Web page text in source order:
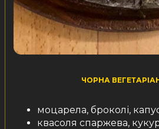
ЧОРНА
моцарела, броколі,
квасоля спаржева,